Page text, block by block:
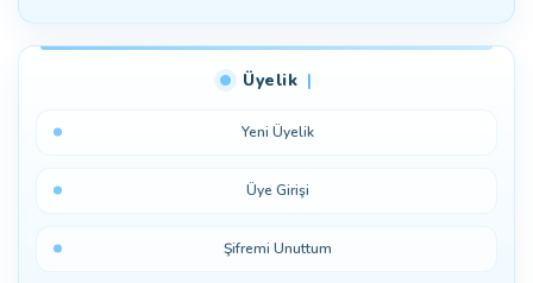
Üyelik
Yeni Üyelik
Üye Girişi
Şifremi Unuttum